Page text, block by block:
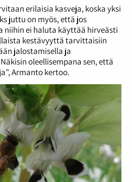
erilaisia kasveja, koska yksi
juttu on myös, että jos
niihin ei haluta käyttää hirveästi
kestävyyttä tarvittaisiin
jalostamisella ja
oleellisempana sen, että
Armanto kertoo.